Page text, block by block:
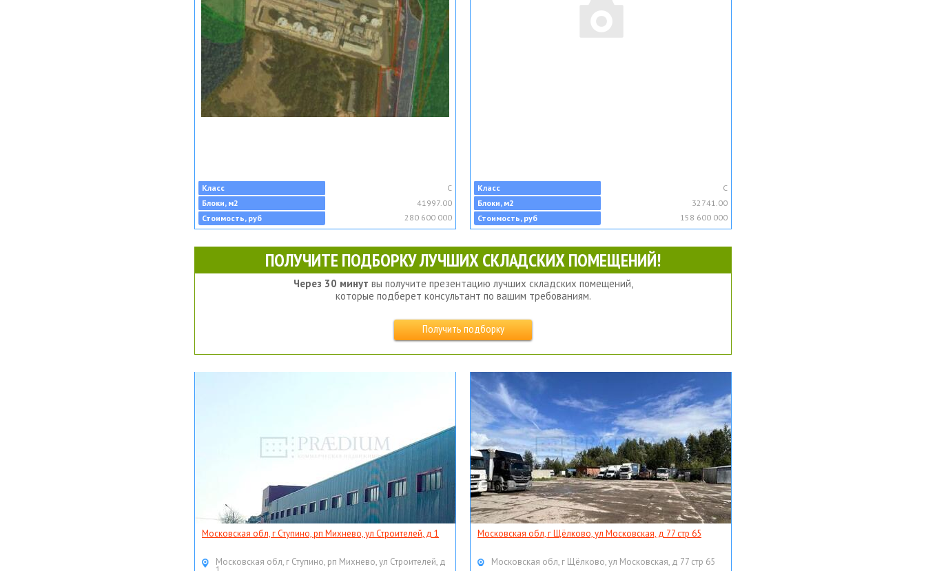
Класс
C
Блоки, м2
41997.00
Стоимость, руб
280 600 000
Класс
C
Блоки, м2
32741.00
Стоимость, руб
158 600 000
ПОЛУЧИТЕ ПОДБОРКУ ЛУЧШИХ СКЛАДСКИХ ПОМЕЩЕНИЙ!
Через 30 минут вы получите презентацию лучших складских помещений,
которые подберет консультант по вашим требованиям.
Получить подборку
Московская обл, г Ступино, рп Михнево, ул Строителей, д 1
Московская обл, г Ступино, рп Михнево, ул Строителей, д
Московская обл, г Щёлково, ул Московская, д 77 стр 65
Московская обл, г Щёлково, ул Московская, д 77 стр 65